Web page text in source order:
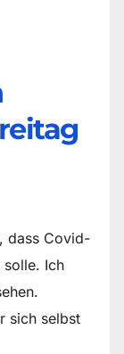
dass Covid-
solle. Ich
sich selbst